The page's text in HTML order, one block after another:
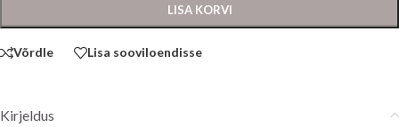
LISA KORVI
Võrdle Lisa sooviloendisse
Kirjeldus